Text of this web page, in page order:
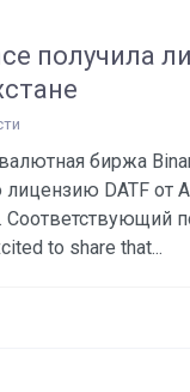
получила
биржа
DATF от
Соответствующий
to share that...